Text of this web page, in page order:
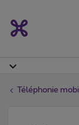
Téléphonie